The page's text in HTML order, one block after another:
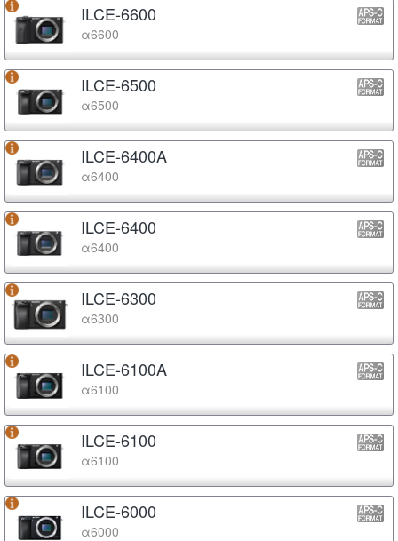
ILCE-6600
α6600
ILCE-6500
α6500
ILCE-6400A
α6400
ILCE-6400
α6400
ILCE-6300
α6300
ILCE-6100A
α6100
ILCE-6100
α6100
ILCE-6000
α6000